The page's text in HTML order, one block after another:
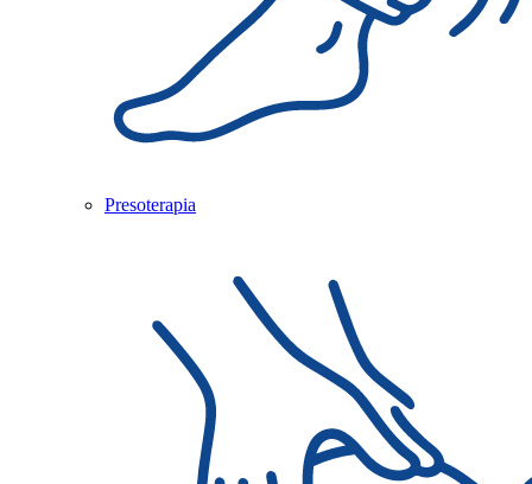
Presoterapia